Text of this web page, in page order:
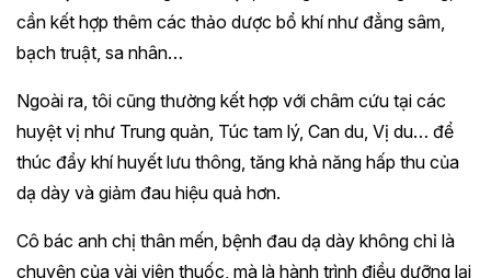
cần kết hợp thêm các thảo dược bổ khí như đẳng sâm,
bạch truật, sa nhân…
Ngoài ra, tôi cũng thường kết hợp với châm cứu tại các
huyệt vị như Trung quản, Túc tam lý, Can du, Vị du… để
thúc đẩy khí huyết lưu thông, tăng khả năng hấp thu của
dạ dày và giảm đau hiệu quả hơn.
Cô bác anh chị thân mến, bệnh đau dạ dày không chỉ là
chuyện của vài viên thuốc, mà là hành trình điều dưỡng lại